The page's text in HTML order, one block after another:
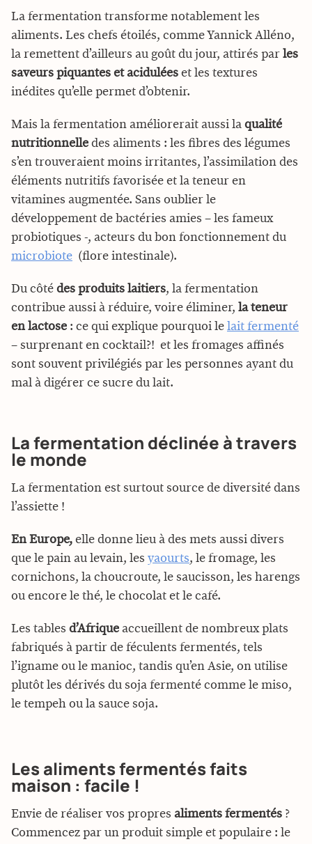
La fermentation transforme notablement les
aliments. Les chefs étoilés, comme Yannick Alléno,
la remettent d’ailleurs au goût du jour, attirés par les
saveurs piquantes et acidulées et les textures
inédites qu’elle permet d’obtenir.
Mais la fermentation améliorerait aussi la qualité
nutritionnelle des aliments : les fibres des légumes
s’en trouveraient moins irritantes, l’assimilation des
éléments nutritifs favorisée et la teneur en
vitamines augmentée. Sans oublier le
développement de bactéries amies – les fameux
probiotiques -, acteurs du bon fonctionnement du
microbiote (flore intestinale).
Du côté des produits laitiers, la fermentation
contribue aussi à réduire, voire éliminer, la teneur
en lactose : ce qui explique pourquoi le lait fermenté
– surprenant en cocktail?!  et les fromages affinés
sont souvent privilégiés par les personnes ayant du
mal à digérer ce sucre du lait.
La fermentation déclinée à travers
le monde
La fermentation est surtout source de diversité dans
l’assiette !
En Europe, elle donne lieu à des mets aussi divers
que le pain au levain, les yaourts, le fromage, les
cornichons, la choucroute, le saucisson, les harengs
ou encore le thé, le chocolat et le café.
Les tables d’Afrique accueillent de nombreux plats
fabriqués à partir de féculents fermentés, tels
l’igname ou le manioc, tandis qu’en Asie, on utilise
plutôt les dérivés du soja fermenté comme le miso,
le tempeh ou la sauce soja.
Les aliments fermentés faits
maison : facile !
Envie de réaliser vos propres aliments fermentés ?
Commencez par un produit simple et populaire : le